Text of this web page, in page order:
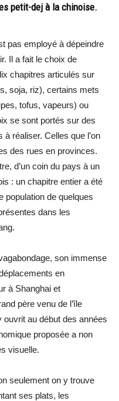
petit-dej à la chinoise.
pas employé à dépeindre
Il a fait le choix de
chapitres articulés sur
soja, riz), certains mets
tofus, vapeurs) ou
se sont portés sur des
réaliser. Celles que l’on
des rues en provinces.
d’un coin du pays à un
: un chapitre entier a été
population de quelques
dans les
son immense
en
à Shanghai et
père venu de l’île
ouvrit au début des années
proposée a non
visuelle.
seulement on y trouve
ses plats, les